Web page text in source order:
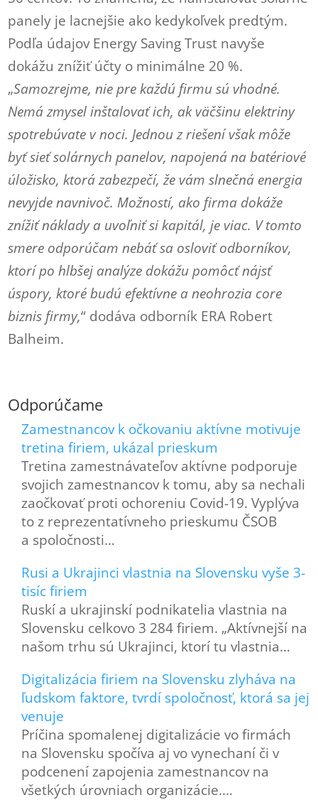
panely je lacnejšie ako kedykoľvek predtým.
Podľa údajov Energy Saving Trust navyše
dokážu znížiť účty o minimálne 20 %.
„Samozrejme, nie pre každú firmu sú vhodné.
Nemá zmysel inštalovať ich, ak väčšinu elektriny
spotrebúvate v noci. Jednou z riešení však môže
byť sieť solárnych panelov, napojená na batériové
úložisko, ktorá zabezpečí, že vám slnečná energia
nevyjde navnivoč. Možností, ako firma dokáže
znížiť náklady a uvoľniť si kapitál, je viac. V tomto
smere odporúčam nebáť sa osloviť odborníkov,
ktorí po hlbšej analýze dokážu pomôcť nájsť
úspory, ktoré budú efektívne a neohrozia core
biznis firmy,“ dodáva odborník ERA Robert
Balheim.
Odporúčame
Zamestnancov k očkovaniu aktívne motivuje
tretina firiem, ukázal prieskum
Tretina zamestnávateľov aktívne podporuje
svojich zamestnancov k tomu, aby sa nechali
zaočkovať proti ochoreniu Covid-19. Vyplýva
to z reprezentatívneho prieskumu ČSOB
a spoločnosti…
Rusi a Ukrajinci vlastnia na Slovensku vyše 3-
tisíc firiem
Ruskí a ukrajinskí podnikatelia vlastnia na
Slovensku celkovo 3 284 firiem. „Aktívnejší na
našom trhu sú Ukrajinci, ktorí tu vlastnia…
Digitalizácia firiem na Slovensku zlyháva na
ľudskom faktore, tvrdí spoločnosť, ktorá sa jej
venuje
Príčina spomalenej digitalizácie vo firmách
na Slovensku spočíva aj vo vynechaní či v
podcenení zapojenia zamestnancov na
všetkých úrovniach organizácie.…